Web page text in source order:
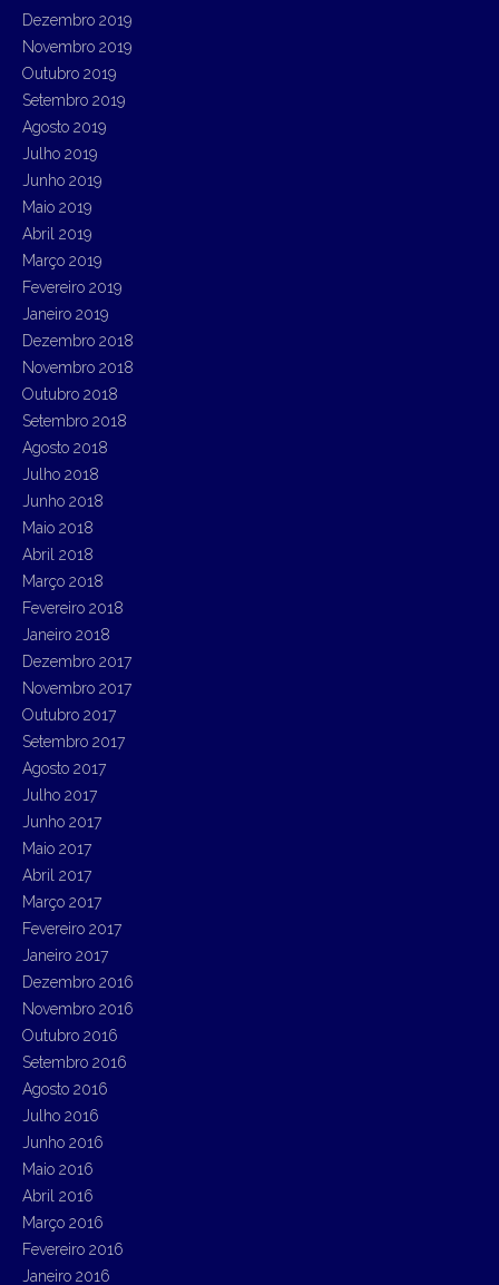
Dezembro 2019
Novembro 2019
Outubro 2019
Setembro 2019
Agosto 2019
Julho 2019
Junho 2019
Maio 2019
Abril 2019
Março 2019
Fevereiro 2019
Janeiro 2019
Dezembro 2018
Novembro 2018
Outubro 2018
Setembro 2018
Agosto 2018
Julho 2018
Junho 2018
Maio 2018
Abril 2018
Março 2018
Fevereiro 2018
Janeiro 2018
Dezembro 2017
Novembro 2017
Outubro 2017
Setembro 2017
Agosto 2017
Julho 2017
Junho 2017
Maio 2017
Abril 2017
Março 2017
Fevereiro 2017
Janeiro 2017
Dezembro 2016
Novembro 2016
Outubro 2016
Setembro 2016
Agosto 2016
Julho 2016
Junho 2016
Maio 2016
Abril 2016
Março 2016
Fevereiro 2016
Janeiro 2016